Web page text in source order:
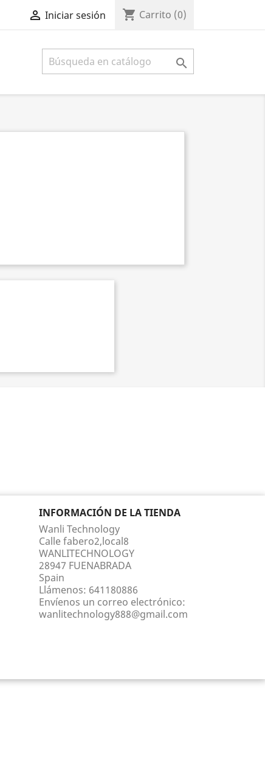
 Iniciar sesión shopping_cart Carrito (0)

INFORMACIÓN DE LA TIENDA
Wanli Technology
Calle fabero2,local8
WANLITECHNOLOGY
28947 FUENABRADA
Spain
Llámenos: 641180886
Envíenos un correo electrónico:
wanlitechnology888@gmail.com